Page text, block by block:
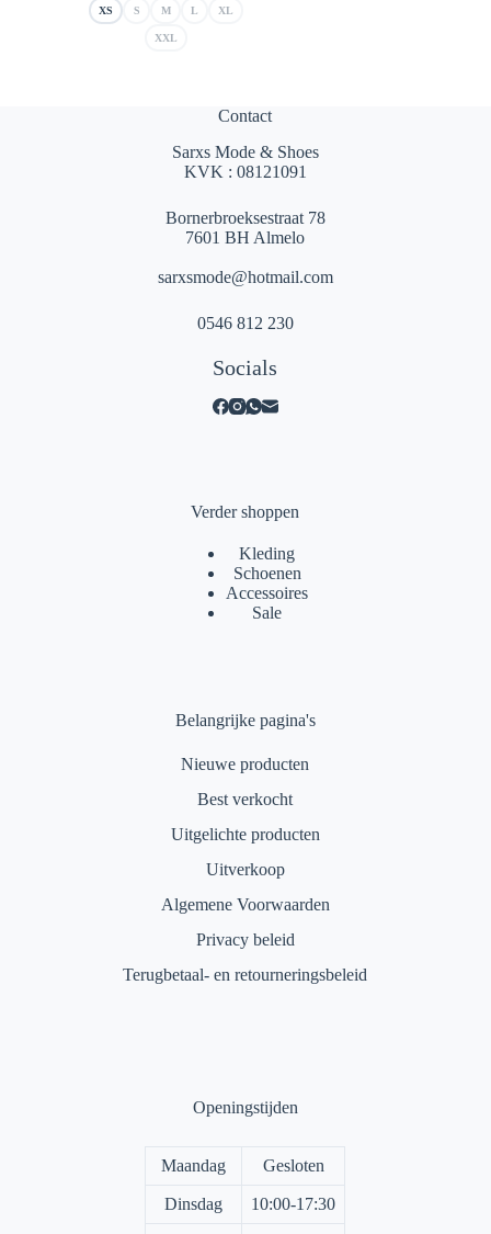
XS S M L XL
XXL
Contact
Sarxs Mode & Shoes
KVK : 08121091
Bornerbroeksestraat 78
7601 BH Almelo
sarxsmode@hotmail.com
0546 812 230
Socials
Verder shoppen
Kleding
Schoenen
Accessoires
Sale
Belangrijke pagina's
Nieuwe producten
Best verkocht
Uitgelichte producten
Uitverkoop
Algemene Voorwaarden
Privacy beleid
Terugbetaal- en retourneringsbeleid
Openingstijden
Maandag Gesloten
Dinsdag 10:00-17:30